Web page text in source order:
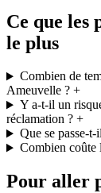
Ce que les
le plus
Combien de
Ameuvelle ? +
Y a-t-il un
réclamation ? +
Que se passe-
Combien coûte
Pour aller